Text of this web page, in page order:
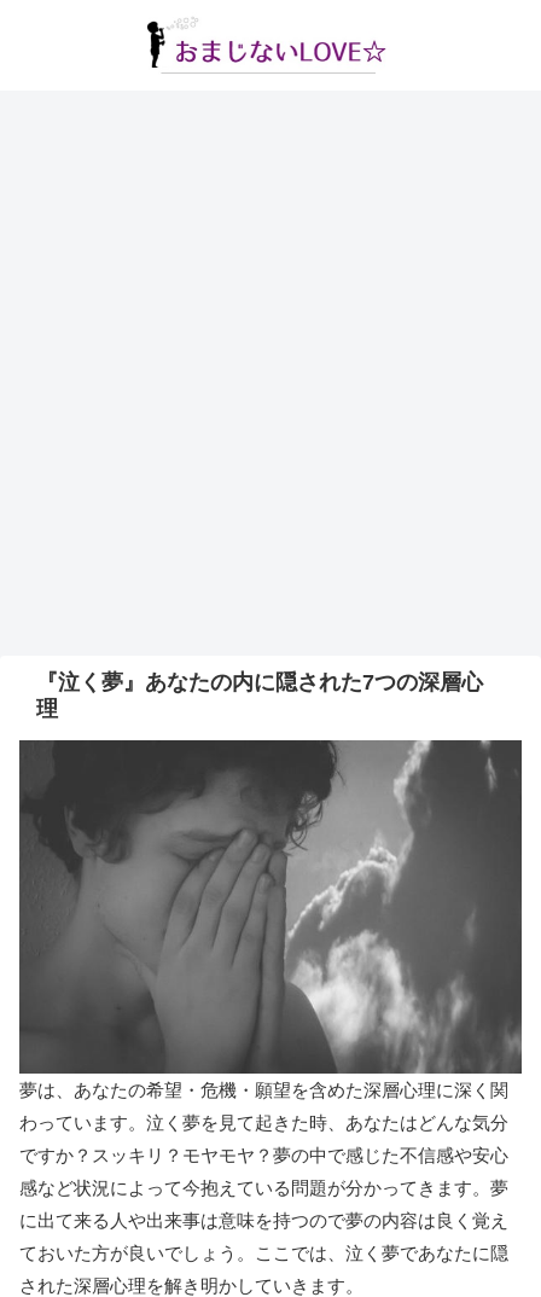
『泣く夢』あなたの内に隠された7つの深層心
理
夢は、あなたの希望・危機・願望を含めた深層心理に深く関
わっています。泣く夢を見て起きた時、あなたはどんな気分
ですか？スッキリ？モヤモヤ？夢の中で感じた不信感や安心
感など状況によって今抱えている問題が分かってきます。夢
に出て来る人や出来事は意味を持つので夢の内容は良く覚え
ておいた方が良いでしょう。ここでは、泣く夢であなたに隠
された深層心理を解き明かしていきます。